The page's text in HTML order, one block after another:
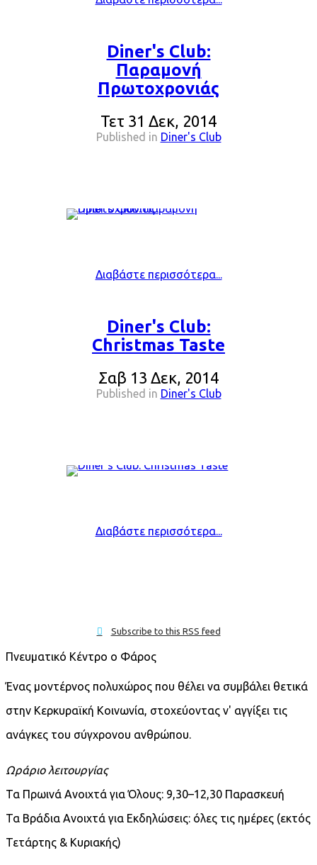
Diner's Club:
Παραμονή
Πρωτοχρονιάς
Τετ 31 Δεκ, 2014
Published in Diner's Club
Διαβάστε περισσότερα...
Diner's Club:
Christmas Taste
Σαβ 13 Δεκ, 2014
Published in Diner's Club
Διαβάστε περισσότερα...
Subscribe to this RSS feed
Πνευματικό Κέντρο ο Φάρος
Ένας μοντέρνος πολυχώρος που θέλει να συμβάλει θετικά
στην Κερκυραϊκή Κοινωνία, στοχεύοντας ν' αγγίξει τις
ανάγκες του σύγχρονου ανθρώπου.
Ωράριο λειτουργίας
Τα Πρωινά Ανοιχτά για Όλους: 9,30–12,30 Παρασκευή
Τα Βράδια Ανοιχτά για Εκδηλώσεις: όλες τις ημέρες (εκτός
Τετάρτης & Κυριακής)